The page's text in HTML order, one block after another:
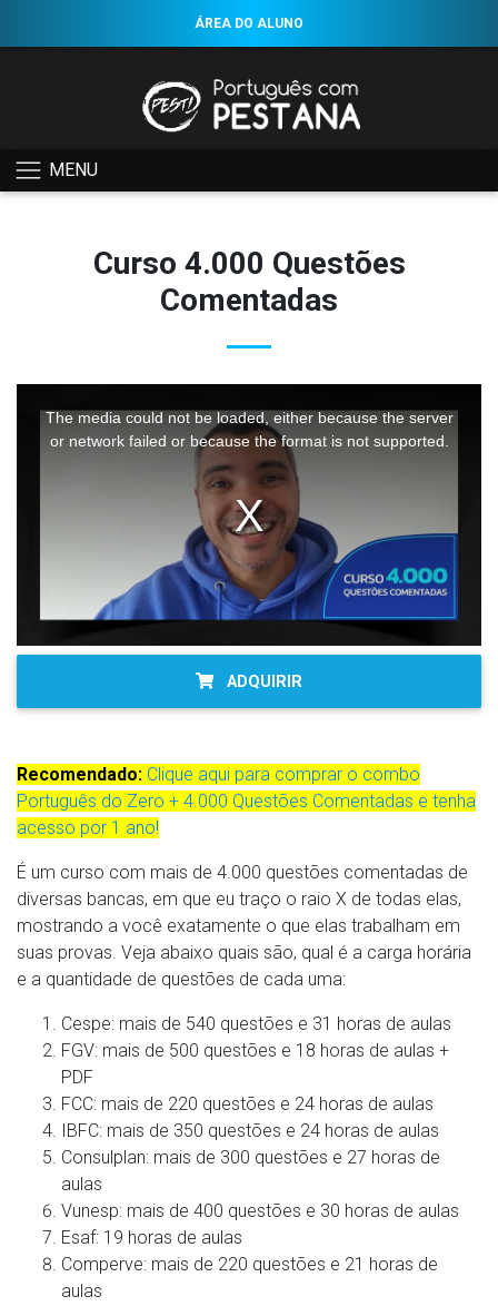
ÁREA DO ALUNO
MENU
Curso 4.000 Questões
Comentadas
The media could not be loaded, either because the server
or network failed or because the format is not supported.
ADQUIRIR
Recomendado: Clique aqui para comprar o combo
Português do Zero + 4.000 Questões Comentadas e tenha
acesso por 1 ano!
É um curso com mais de 4.000 questões comentadas de
diversas bancas, em que eu traço o raio X de todas elas,
mostrando a você exatamente o que elas trabalham em
suas provas. Veja abaixo quais são, qual é a carga horária
e a quantidade de questões de cada uma:
Cespe: mais de 540 questões e 31 horas de aulas
FGV: mais de 500 questões e 18 horas de aulas +
PDF
FCC: mais de 220 questões e 24 horas de aulas
IBFC: mais de 350 questões e 24 horas de aulas
Consulplan: mais de 300 questões e 27 horas de
aulas
Vunesp: mais de 400 questões e 30 horas de aulas
Esaf: 19 horas de aulas
Comperve: mais de 220 questões e 21 horas de
aulas